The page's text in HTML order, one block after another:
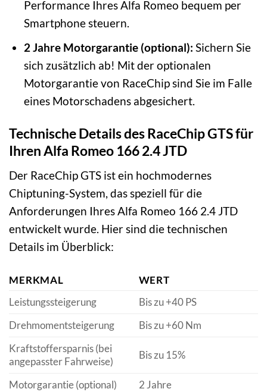
Performance Ihres Alfa Romeo bequem per
Smartphone steuern.
2 Jahre Motorgarantie (optional): Sichern Sie
sich zusätzlich ab! Mit der optionalen
Motorgarantie von RaceChip sind Sie im Falle
eines Motorschadens abgesichert.
Technische Details des RaceChip GTS für
Ihren Alfa Romeo 166 2.4 JTD
Der RaceChip GTS ist ein hochmodernes
Chiptuning-System, das speziell für die
Anforderungen Ihres Alfa Romeo 166 2.4 JTD
entwickelt wurde. Hier sind die technischen
Details im Überblick:
MERKMAL
WERT
Leistungssteigerung
Bis zu +40 PS
Drehmomentsteigerung
Bis zu +60 Nm
Kraftstoffersparnis (bei
angepasster Fahrweise)
Bis zu 15%
Motorgarantie (optional)
2 Jahre